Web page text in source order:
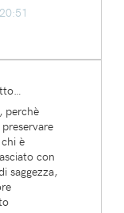
perchè
è
con
saggezza,